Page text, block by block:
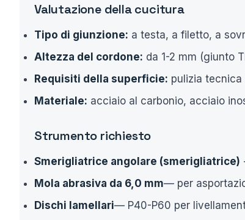
Valutazione della cucitura
Tipo di giunzione: a testa, a filetto, a
Altezza del cordone: da 1-2 mm (giunto
Requisiti della superficie: pulizia
Materiale: acciaio al carbonio, acciaio
Strumento richiesto
Smerigliatrice angolare (smerigliatrice)
Mola abrasiva da 6,0 mm— per
Dischi lamellari— P40-P60 per